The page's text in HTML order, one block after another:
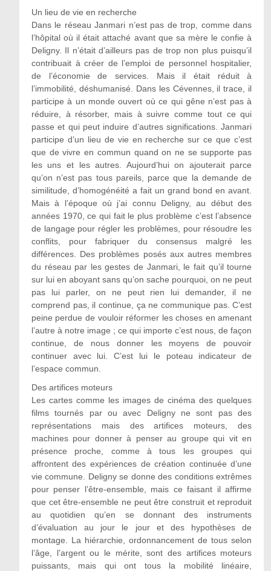
Un lieu de vie en recherche
Dans le réseau Janmari n’est pas de trop, comme dans
l’hôpital où il était attaché avant que sa mère le confie à
Deligny. Il n’était d’ailleurs pas de trop non plus puisqu’il
contribuait à créer de l’emploi de personnel hospitalier,
de l’économie de services. Mais il était réduit à
l’immobilité, déshumanisé. Dans les Cévennes, il trace, il
participe à un monde ouvert où ce qui gêne n’est pas à
réduire, à résorber, mais à suivre comme tout ce qui
passe et qui peut induire d’autres significations. Janmari
participe d’un lieu de vie en recherche sur ce que c’est
que de vivre en commun quand on ne se supporte pas
les uns et les autres. Aujourd’hui on ajouterait parce
qu’on n’est pas tous pareils, parce que la demande de
similitude, d’homogénéité a fait un grand bond en avant.
Mais à l’époque où j’ai connu Deligny, au début des
années 1970, ce qui fait le plus problème c’est l’absence
de langage pour régler les problèmes, pour résoudre les
conflits, pour fabriquer du consensus malgré les
différences. Des problèmes posés aux autres membres
du réseau par les gestes de Janmari, le fait qu’il tourne
sur lui en aboyant sans qu’on sache pourquoi, on ne peut
pas lui parler, on ne peut rien lui demander, il ne
comprend pas, il continue, ça ne communique pas. C’est
peine perdue de vouloir réformer les choses en amenant
l’autre à notre image ; ce qui importe c’est nous, de façon
continue, de nous donner les moyens de pouvoir
continuer avec lui. C’est lui le poteau indicateur de
l’espace commun.
Des artifices moteurs
Les cartes comme les images de cinéma des quelques
films tournés par ou avec Deligny ne sont pas des
représentations mais des artifices moteurs, des
machines pour donner à penser au groupe qui vit en
présence proche, comme à tous les groupes qui
affrontent des expériences de création continuée d’une
vie commune. Deligny se donne des conditions extrêmes
pour penser l’être-ensemble, mais ce faisant il affirme
que cet être-ensemble ne peut être construit et reproduit
au quotidien qu’en se donnant des instruments
d’évaluation au jour le jour et des hypothèses de
montage. La hiérarchie, ordonnancement de tous selon
l’âge, l’argent ou le mérite, sont des artifices moteurs
puissants, mais qui ont tous la mobilité linéaire,